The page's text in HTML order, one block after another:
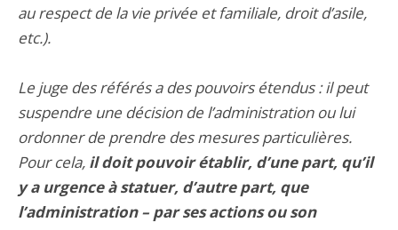
au respect de la vie privée et familiale, droit d’asile,
etc.).
Le juge des référés a des pouvoirs étendus : il peut
suspendre une décision de l’administration ou lui
ordonner de prendre des mesures particulières.
Pour cela, il doit pouvoir établir, d’une part, qu’il
y a urgence à statuer, d’autre part, que
l’administration – par ses actions ou son